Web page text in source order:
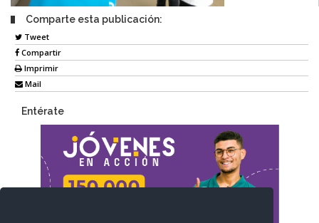
Comparte esta publicación:
Tweet
Compartir
Imprimir
Mail
Entérate